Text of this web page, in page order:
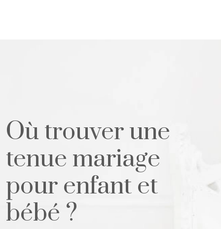
Où trouver une
tenue mariage
pour enfant et
bébé ?